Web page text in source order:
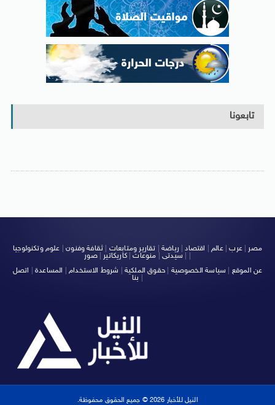
تابعونا
مصر |عرب|عالم| اقتصاد| رياضة تقارير ومتابعات ثقافة وفنون| علوم وتكنولوجيا
سيدتى| منوعات|كاريكاتير |صور
عن الموقع
سياسة الخصوصية حقوق الملكية شروط الاستخدام المساعدة
اتصل
بنا
النيل للأخبار 2026 © جميع الحقوق محفوظة.